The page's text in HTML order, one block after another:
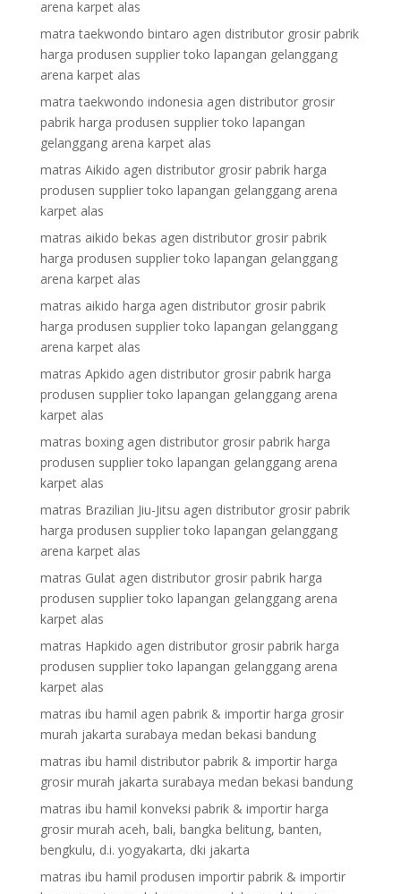
arena karpet alas
matra taekwondo bintaro agen distributor grosir pabrik
harga produsen supplier toko lapangan gelanggang
arena karpet alas
matra taekwondo indonesia agen distributor grosir
pabrik harga produsen supplier toko lapangan
gelanggang arena karpet alas
matras Aikido agen distributor grosir pabrik harga
produsen supplier toko lapangan gelanggang arena
karpet alas
matras aikido bekas agen distributor grosir pabrik
harga produsen supplier toko lapangan gelanggang
arena karpet alas
matras aikido harga agen distributor grosir pabrik
harga produsen supplier toko lapangan gelanggang
arena karpet alas
matras Apkido agen distributor grosir pabrik harga
produsen supplier toko lapangan gelanggang arena
karpet alas
matras boxing agen distributor grosir pabrik harga
produsen supplier toko lapangan gelanggang arena
karpet alas
matras Brazilian Jiu-Jitsu agen distributor grosir pabrik
harga produsen supplier toko lapangan gelanggang
arena karpet alas
matras Gulat agen distributor grosir pabrik harga
produsen supplier toko lapangan gelanggang arena
karpet alas
matras Hapkido agen distributor grosir pabrik harga
produsen supplier toko lapangan gelanggang arena
karpet alas
matras ibu hamil agen pabrik & importir harga grosir
murah jakarta surabaya medan bekasi bandung
matras ibu hamil distributor pabrik & importir harga
grosir murah jakarta surabaya medan bekasi bandung
matras ibu hamil konveksi pabrik & importir harga
grosir murah aceh, bali, bangka belitung, banten,
bengkulu, d.i. yogyakarta, dki jakarta
matras ibu hamil produsen importir pabrik & importir